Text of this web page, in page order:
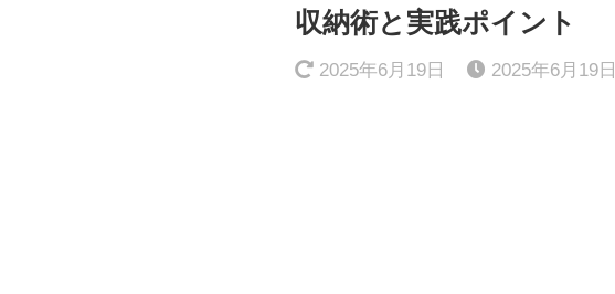
収納術と実践ポイント
2025年6月19日 2025年6月19日